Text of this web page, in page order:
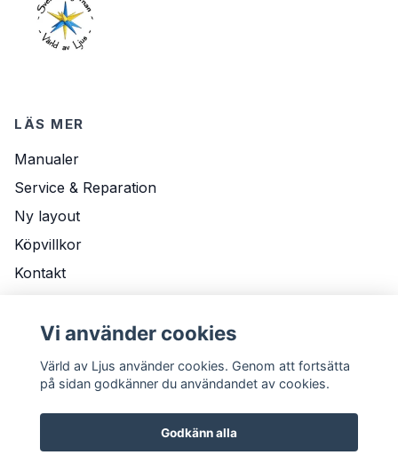
LÄS MER
Manualer
Service & Reparation
Ny layout
Köpvillkor
Kontakt
Leveransvillkor
Vi använder cookies
Värld av Ljus använder cookies. Genom att fortsätta
på sidan godkänner du användandet av cookies.
Godkänn alla